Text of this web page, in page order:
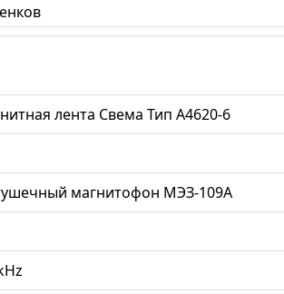
лента Свема Тип А4620-6
магнитофон МЭЗ-109А